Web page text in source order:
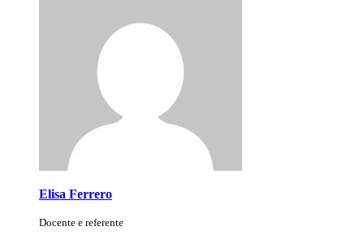
Elisa Ferrero
Docente e referente